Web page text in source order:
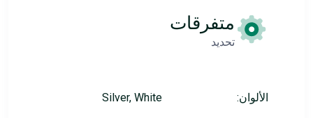
متفرقات
تحديد
الألوان: Silver, White